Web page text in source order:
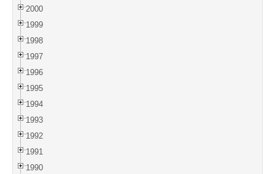
2000
1999
1998
1997
1996
1995
1994
1993
1992
1991
1990